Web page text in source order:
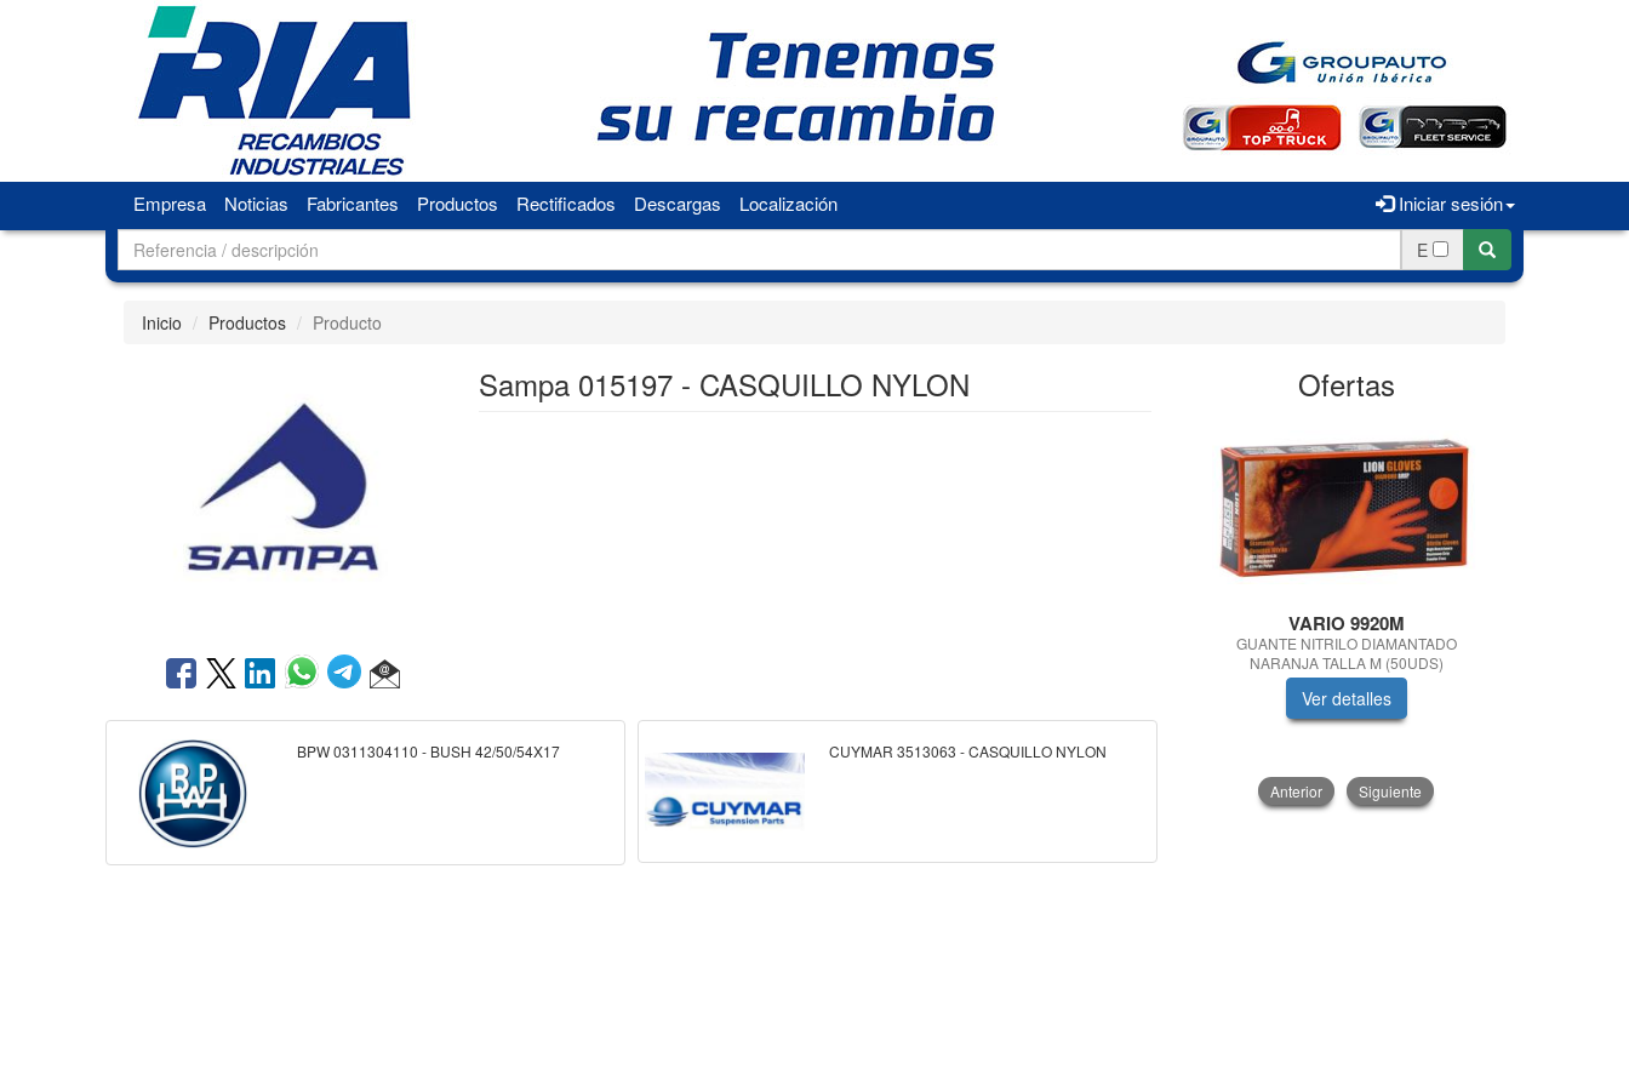
Iniciar sesión
Empresa Noticias Fabricantes Productos Rectificados Descargas Localización
E
Inicio Productos Producto
Sampa 015197 - CASQUILLO NYLON
BPW 0311304110 - BUSH 42/50/54X17 CUYMAR 3513063 - CASQUILLO NYLON
Ofertas
VARIO 9920M
GUANTE NITRILO DIAMANTADO
NARANJA TALLA M (50UDS)
Ver detalles
Anterior Siguiente